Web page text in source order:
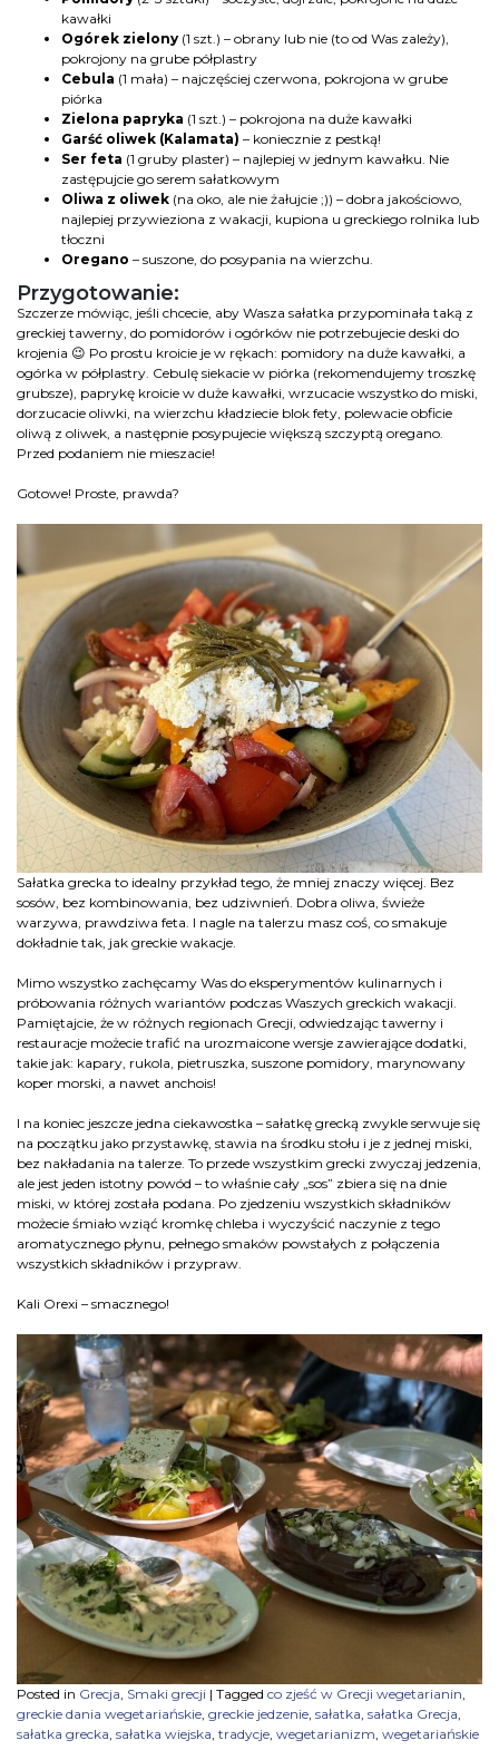
kawałki
Ogórek zielony (1 szt.) – obrany lub nie (to od Was zależy),
pokrojony na grube półplastry
Cebula (1 mała) – najczęściej czerwona, pokrojona w grube
piórka
Zielona papryka (1 szt.) – pokrojona na duże kawałki
Garść oliwek (Kalamata) – koniecznie z pestką!
Ser feta (1 gruby plaster) – najlepiej w jednym kawałku. Nie
zastępujcie go serem sałatkowym
Oliwa z oliwek (na oko, ale nie żałujcie ;)) – dobra jakościowo,
najlepiej przywieziona z wakacji, kupiona u greckiego rolnika lub
tłoczni
Oregano – suszone, do posypania na wierzchu.
Przygotowanie:
Szczerze mówiąc, jeśli chcecie, aby Wasza sałatka przypominała taką z
greckiej tawerny, do pomidorów i ogórków nie potrzebujecie deski do
krojenia 😉 Po prostu kroicie je w rękach: pomidory na duże kawałki, a
ogórka w półplastry. Cebulę siekacie w piórka (rekomendujemy troszkę
grubsze), paprykę kroicie w duże kawałki, wrzucacie wszystko do miski,
dorzucacie oliwki, na wierzchu kładziecie blok fety, polewacie obficie
oliwą z oliwek, a następnie posypujecie większą szczyptą oregano.
Przed podaniem nie mieszacie!
Gotowe! Proste, prawda?
Sałatka grecka to idealny przykład tego, że mniej znaczy więcej. Bez
sosów, bez kombinowania, bez udziwnień. Dobra oliwa, świeże
warzywa, prawdziwa feta. I nagle na talerzu masz coś, co smakuje
dokładnie tak, jak greckie wakacje.
Mimo wszystko zachęcamy Was do eksperymentów kulinarnych i
próbowania różnych wariantów podczas Waszych greckich wakacji.
Pamiętajcie, że w różnych regionach Grecji, odwiedzając tawerny i
restauracje możecie trafić na urozmaicone wersje zawierające dodatki,
takie jak: kapary, rukola, pietruszka, suszone pomidory, marynowany
koper morski, a nawet anchois!
I na koniec jeszcze jedna ciekawostka – sałatkę grecką zwykle serwuje się
na początku jako przystawkę, stawia na środku stołu i je z jednej miski,
bez nakładania na talerze. To przede wszystkim grecki zwyczaj jedzenia,
ale jest jeden istotny powód – to właśnie cały „sos” zbiera się na dnie
miski, w której została podana. Po zjedzeniu wszystkich składników
możecie śmiało wziąć kromkę chleba i wyczyścić naczynie z tego
aromatycznego płynu, pełnego smaków powstałych z połączenia
wszystkich składników i przypraw.
Kali Orexi – smacznego!
Posted in Grecja Smaki grecji | Tagged co zjeść w Grecji wegetarianin
greckie dania wegetariańskie greckie jedzenie sałatka sałatka Grecja
sałatka grecka sałatka wiejska tradycje wegetarianizm wegetariańskie